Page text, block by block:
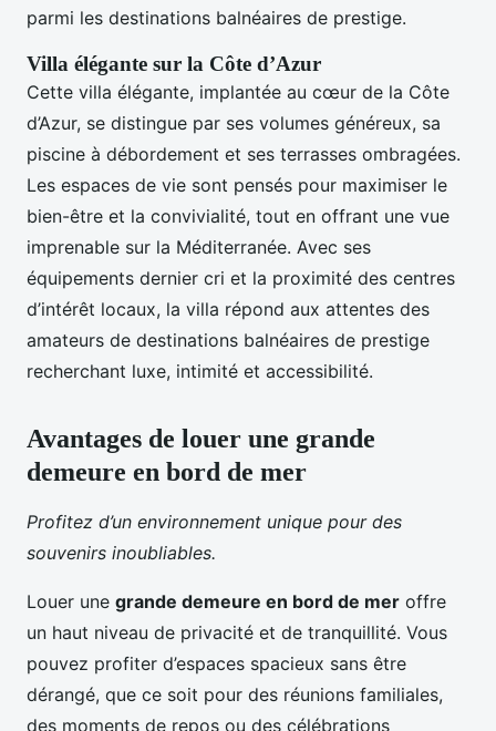
parmi les destinations balnéaires de prestige.
Villa élégante sur la Côte d’Azur
Cette villa élégante, implantée au cœur de la Côte
d’Azur, se distingue par ses volumes généreux, sa
piscine à débordement et ses terrasses ombragées.
Les espaces de vie sont pensés pour maximiser le
bien-être et la convivialité, tout en offrant une vue
imprenable sur la Méditerranée. Avec ses
équipements dernier cri et la proximité des centres
d’intérêt locaux, la villa répond aux attentes des
amateurs de destinations balnéaires de prestige
recherchant luxe, intimité et accessibilité.
Avantages de louer une grande
demeure en bord de mer
Profitez d’un environnement unique pour des
souvenirs inoubliables.
Louer une grande demeure en bord de mer offre
un haut niveau de privacité et de tranquillité. Vous
pouvez profiter d’espaces spacieux sans être
dérangé, que ce soit pour des réunions familiales,
des moments de repos ou des célébrations